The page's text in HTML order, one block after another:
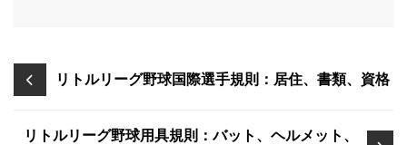
Post
navigation
リトルリーグ野球国際選手規則：居住、書類、資格
リトルリーグ野球用具規則：バット、ヘルメット、